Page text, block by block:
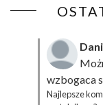
wzbogaca
Najlepsze